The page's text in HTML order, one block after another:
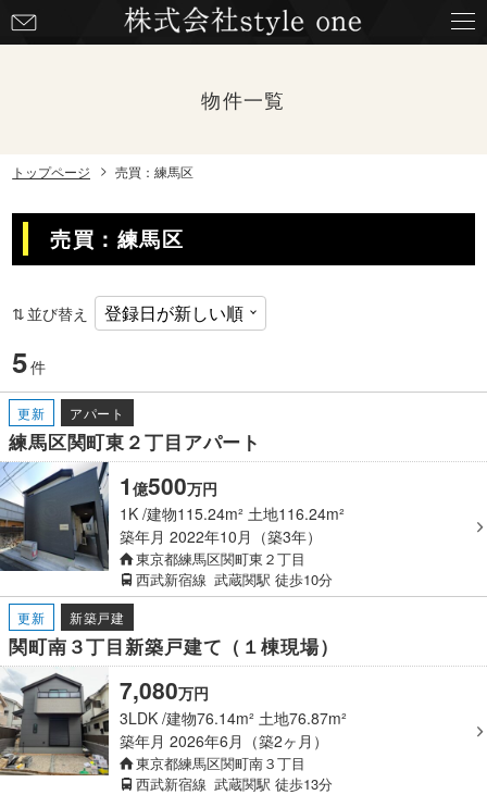
問
物件一覧
トップページ 売買：練馬区
売買：練馬区
並び替え
5件
更新 アパート
練馬区関町東２丁目アパート
1K 建物115.24m² 土地116.24m²
築年月 2022年10月（築3年）
東京都練馬区関町東２丁目
西武新宿線 武蔵関駅 徒歩10分
1 億500万円
更新 新築戸建
関町南３丁目新築戸建て（１棟現場）
3LDK 建物76.14m² 土地76.87m²
築年月 2026年6月（築2ヶ月）
東京都練馬区関町南３丁目
西武新宿線 武蔵関駅 徒歩13分
7,080万円